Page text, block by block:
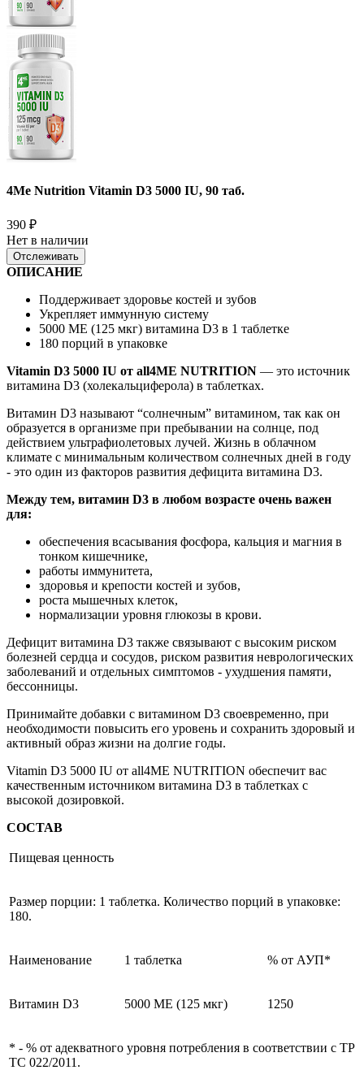
4Me Nutrition Vitamin D3 5000 IU, 90 таб.
390 ₽
Нет в наличии
Отслеживать
ОПИСАНИЕ
Поддерживает здоровье костей и зубов
Укрепляет иммунную систему
5000 МЕ (125 мкг) витамина D3 в 1 таблетке
180 порций в упаковке
Vitamin D3 5000 IU от all4ME NUTRITION — это источник
витамина D3 (холекальциферола) в таблетках.
Витамин D3 называют “солнечным” витамином, так как он
образуется в организме при пребывании на солнце, под
действием ультрафиолетовых лучей. Жизнь в облачном
климате с минимальным количеством солнечных дней в году
- это один из факторов развития дефицита витамина D3.
Между тем, витамин D3 в любом возрасте очень важен
для:
обеспечения всасывания фосфора, кальция и магния в
тонком кишечнике,
работы иммунитета,
здоровья и крепости костей и зубов,
роста мышечных клеток,
нормализации уровня глюкозы в крови.
Дефицит витамина D3 также связывают с высоким риском
болезней сердца и сосудов, риском развития неврологических
заболеваний и отдельных симптомов - ухудшения памяти,
бессонницы.
Принимайте добавки с витамином D3 своевременно, при
необходимости повысить его уровень и сохранить здоровый и
активный образ жизни на долгие годы.
Vitamin D3 5000 IU от all4ME NUTRITION обеспечит вас
качественным источником витамина D3 в таблетках с
высокой дозировкой.
СОСТАВ
Пищевая ценность
Размер порции: 1 таблетка. Количество порций в упаковке:
180.
Наименование 1 таблетка % от АУП*
Витамин D3 5000 МЕ (125 мкг) 1250
* - % от адекватного уровня потребления в соответствии с ТР
ТС 022/2011.